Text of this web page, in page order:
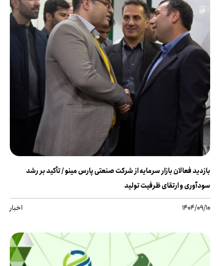
بازدید فعالان بازار سرمایه از شرکت صنعتی پارس مینو / تأکید بر رشد
سودآوری و ارتقای ظرفیت تولید
1404/09/10 اخبار